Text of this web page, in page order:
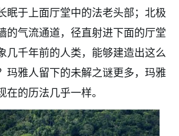
眠于上面厅堂中的法老头部；北极
的气流通道，径直射进下面的厅堂
几千年前的人类，能够建造出这么
玛雅人留下的未解之谜更多，玛雅
在的历法几乎一样。